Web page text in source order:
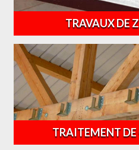
TRAVAUX DE
TRAITEMENT DE